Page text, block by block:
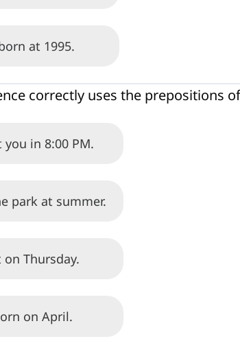
at 1995.
correctly uses the prepositions
in 8:00 PM.
park at summer.
on Thursday.
on April.